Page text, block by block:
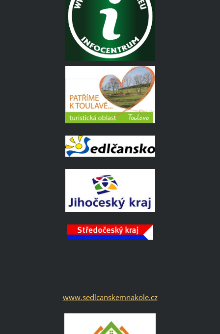
www.sedlcanskemnakole.cz